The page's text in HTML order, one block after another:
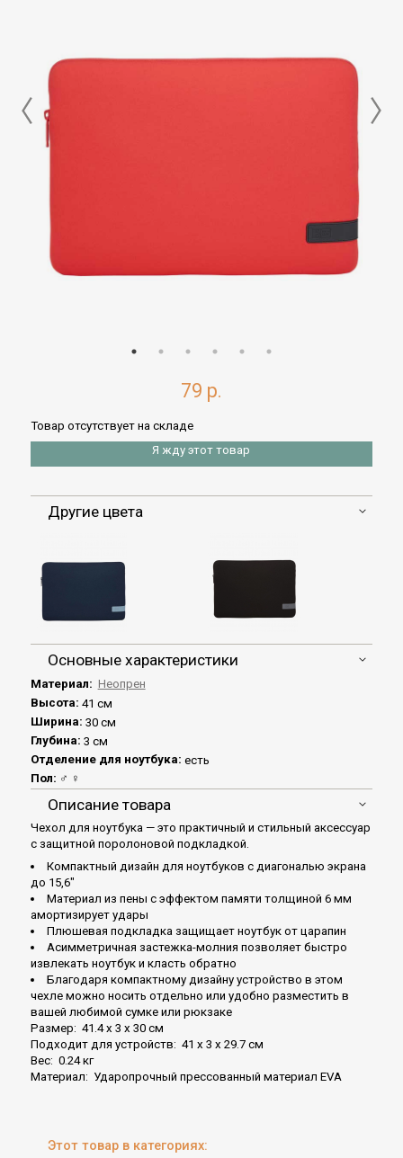
79 р.
Товар отсутствует на складе
Я жду этот товар
Другие цвета
Основные характеристики
Материал: Неопрен
Высота: 41 см
Ширина: 30 см
Глубина: 3 см
Отделение для ноутбука: есть
Пол: ♂ ♀
Описание товара
Чехол для ноутбука — это практичный и стильный аксессуар
с защитной поролоновой подкладкой.
Компактный дизайн для ноутбуков с диагональю экрана
до 15,6"
Материал из пены с эффектом памяти толщиной 6 мм
амортизирует удары
Плюшевая подкладка защищает ноутбук от царапин
Асимметричная застежка-молния позволяет быстро
извлекать ноутбук и класть обратно
Благодаря компактному дизайну устройство в этом
чехле можно носить отдельно или удобно разместить в
вашей любимой сумке или рюкзаке
Размер: 41.4 x 3 x 30 см
Подходит для устройств: 41 x 3 x 29.7 см
Вес: 0.24 кг
Материал: Ударопрочный прессованный материал EVA
Этот товар в категориях: